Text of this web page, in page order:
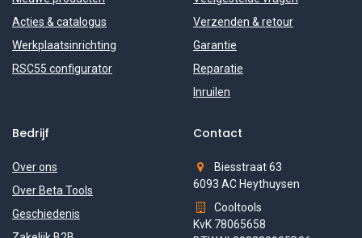
Acties & catalogus
Werkplaatsinrichting
RSC55 configurator
Verzenden & retour
Garantie
Reparatie
Inruilen
Bedrijf
Over ons
Over Beta Tools
Geschiedenis
Contact
Biesstraat 63
6093 AC Heythuysen
Cooltools
KvK 78065658